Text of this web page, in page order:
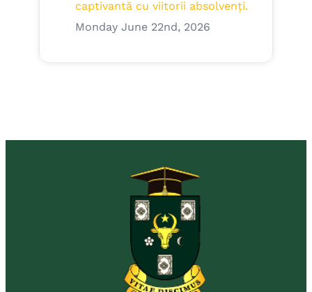
captivantă cu viitorii absolvenți.
Monday June 22nd, 2026